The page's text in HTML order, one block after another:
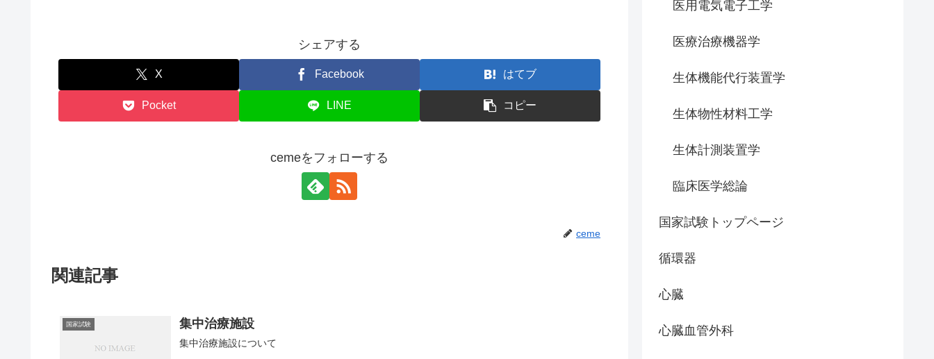
シェアする
X Facebook はてブ
Pocket LINE コピー
cemeをフォローする
ceme
関連記事
国家試験 集中治療施設
集中治療施設について
医用電気電子工学
医療治療機器学
生体機能代行装置学
生体物性材料工学
生体計測装置学
臨床医学総論
国家試験トップページ
循環器
心臓
心臓血管外科